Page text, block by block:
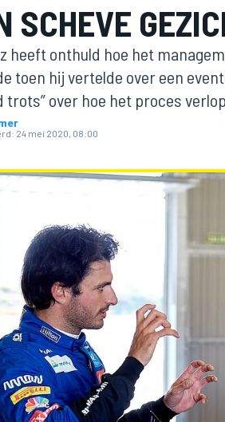
SCHEVE
heeft onthuld hoe het
toen hij vertelde over een
trots” over hoe het proces
24 mei 2020, 08:00